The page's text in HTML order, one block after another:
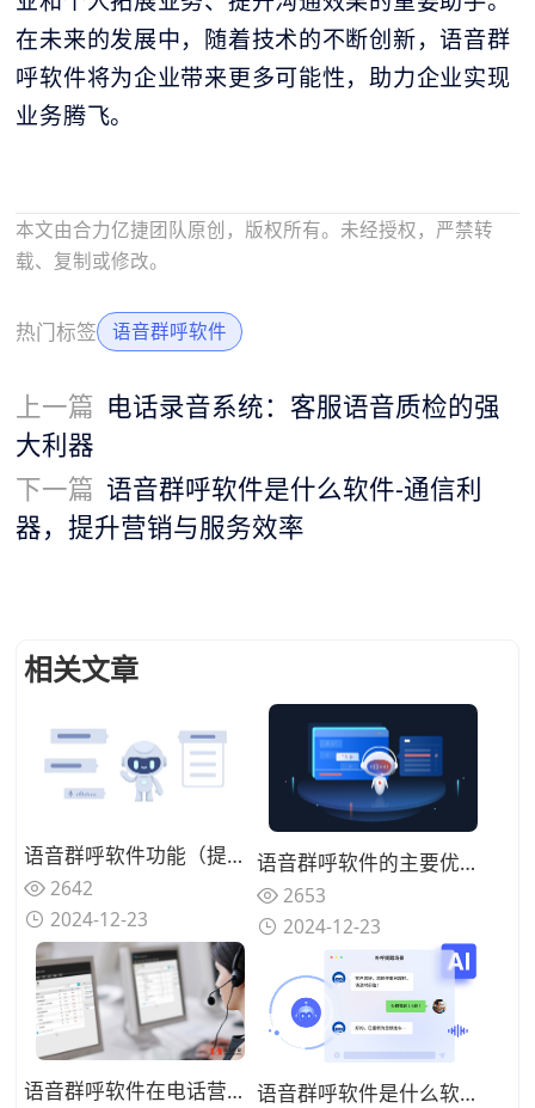
在未来的发展中，随着技术的不断创新，语音群
呼软件将为企业带来更多可能性，助力企业实现
业务腾飞。
本文由合力亿捷团队原创，版权所有。未经授权，严禁转
载、复制或修改。
热门标签 语音群呼软件
上一篇 电话录音系统：客服语音质检的强
大利器
下一篇 语音群呼软件是什么软件-通信利
器，提升营销与服务效率
相关文章
语音群呼软件功能（提升信息传播效率与客户服务质量）
2642
2024-12-23
语音群呼软件的主要优势（提升信息传播、客户服务与市场营销效率）
2653
2024-12-23
语音群呼软件在电话营销场景中的应用 语音群呼软件是什么软件-通信利器，提升营销与服务效率